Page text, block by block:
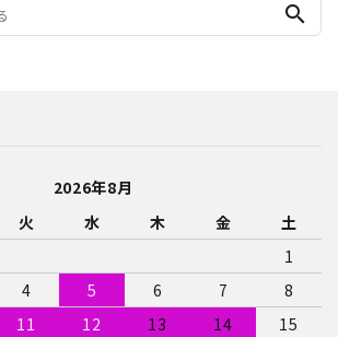
search
2026年8月
火 水 木 金
土
1
4 5 6 7
8
11 12 13 14
15